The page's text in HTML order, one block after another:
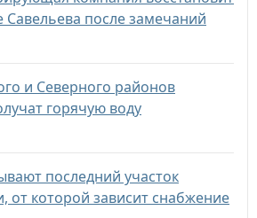
Савельева после замечаний
и Северного районов
горячую воду
последний участок
от которой зависит снабжение